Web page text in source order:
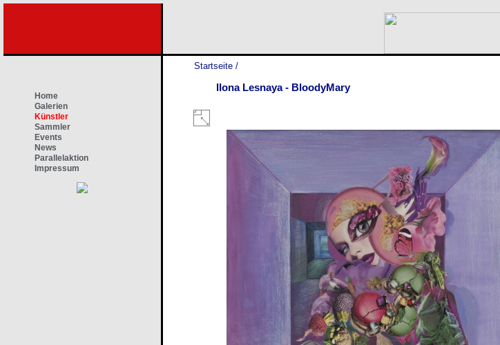
Home
Galerien
Künstler
Sammler
Events
News
Parallelaktion
Impressum
Startseite /
Ilona Lesnaya - BloodyMary